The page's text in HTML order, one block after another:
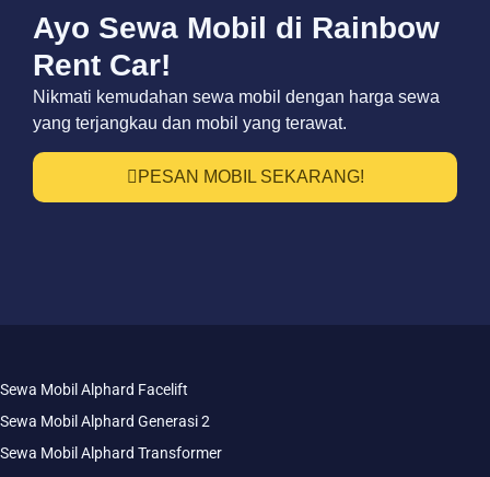
Ayo Sewa Mobil di Rainbow
Rent Car!
Nikmati kemudahan sewa mobil dengan harga sewa
yang terjangkau dan mobil yang terawat.
PESAN MOBIL SEKARANG!
Sewa Mobil Alphard Facelift
Sewa Mobil Alphard Generasi 2
Sewa Mobil Alphard Transformer